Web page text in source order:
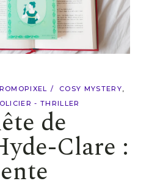
COSY MYSTERY
- THRILLER
de
Clare :